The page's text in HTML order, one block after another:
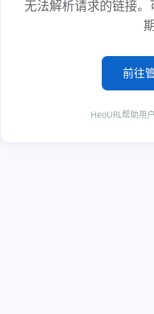
无法解析请求的链接
前往
HeoURL帮助用